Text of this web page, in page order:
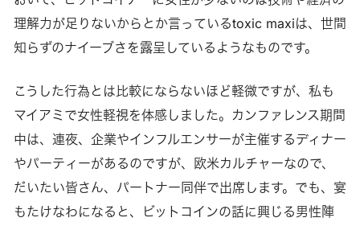
理解力が足りないからとか言っているtoxic maxiは、世間
知らずのナイーブさを露呈しているようなものです。
こうした行為とは比較にならないほど軽微ですが、私も
マイアミで女性軽視を体感しました。カンファレンス期間
中は、連夜、企業やインフルエンサーが主催するディナー
やパーティーがあるのですが、欧米カルチャーなので、
だいたい皆さん、パートナー同伴で出席します。でも、宴
もたけなわになると、ビットコインの話に興じる男性陣